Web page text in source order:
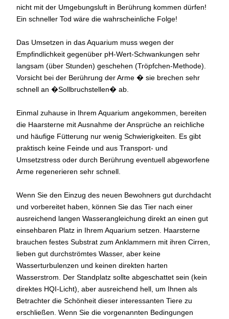
nicht mit der Umgebungsluft in Berührung kommen dürfen!
Ein schneller Tod wäre die wahrscheinliche Folge!
Das Umsetzen in das Aquarium muss wegen der
Empfindlichkeit gegenüber pH-Wert-Schwankungen sehr
langsam (über Stunden) geschehen (Tröpfchen-Methode).
Vorsicht bei der Berührung der Arme � sie brechen sehr
schnell an �Sollbruchstellen� ab.
Einmal zuhause in Ihrem Aquarium angekommen, bereiten
die Haarsterne mit Ausnahme der Ansprüche an reichliche
und häufige Fütterung nur wenig Schwierigkeiten. Es gibt
praktisch keine Feinde und aus Transport- und
Umsetzstress oder durch Berührung eventuell abgeworfene
Arme regenerieren sehr schnell.
Wenn Sie den Einzug des neuen Bewohners gut durchdacht
und vorbereitet haben, können Sie das Tier nach einer
ausreichend langen Wasserangleichung direkt an einen gut
einsehbaren Platz in Ihrem Aquarium setzen. Haarsterne
brauchen festes Substrat zum Anklammern mit ihren Cirren,
lieben gut durchströmtes Wasser, aber keine
Wasserturbulenzen und keinen direkten harten
Wasserstrom. Der Standplatz sollte abgeschattet sein (kein
direktes HQI-Licht), aber ausreichend hell, um Ihnen als
Betrachter die Schönheit dieser interessanten Tiere zu
erschließen. Wenn Sie die vorgenannten Bedingungen